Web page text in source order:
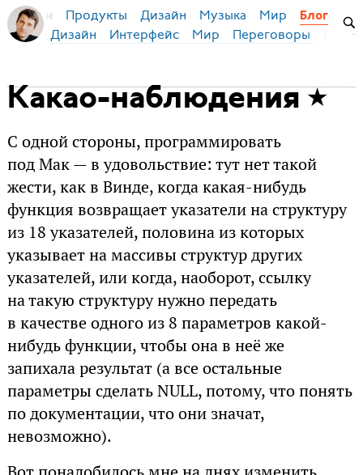
Бирман Продукты Дизайн Музыка Мир Блог
Дизайн Интерфейс Мир Переговоры
Какао-наблюдения
С одной стороны, программировать
под Мак — в удовольствие: тут нет такой
жести, как в Винде, когда какая-нибудь
функция возвращает указатели на структуру
из 18 указателей, половина из которых
указывает на массивы структур других
указателей, или когда, наоборот, ссылку
на такую структуру нужно передать
в качестве одного из 8 параметров какой-
нибудь функции, чтобы она в неё же
запихала результат (а все остальные
параметры сделать NULL, потому, что понять
по документации, что они значат,
невозможно).